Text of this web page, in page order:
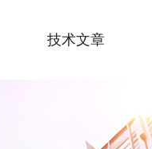
技术文章